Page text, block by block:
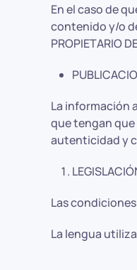
En el caso de
contenido y/o
PROPIETARIO
La información
que tengan
autenticidad y
Las
La lengua